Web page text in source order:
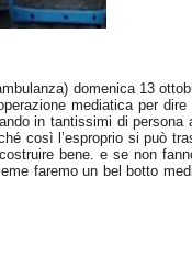
domenica 13
mediatica per
in tantissimi di
così l’esproprio si può
bene. e se non
faremo un bel botto